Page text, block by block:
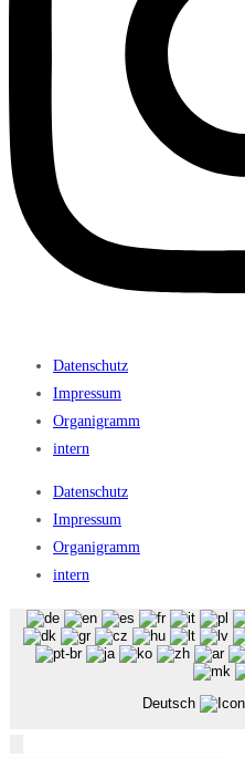
Datenschutz
Impressum
Organigramm
intern
Datenschutz
Impressum
Organigramm
intern
Deutsch